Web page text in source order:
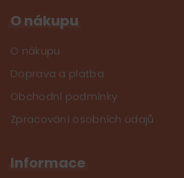
O nákupu
O nákupu
Doprava a platba
Obchodní podmínky
Zpracování osobních údajů
Informace